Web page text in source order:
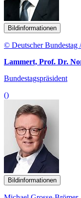
Bildinformationen
© Deutscher Bundestag
Lammert, Prof. Dr.
Bundestagspräsident
()
Bildinformationen